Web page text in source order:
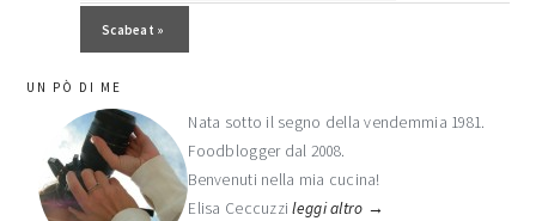
Post successivo:
Scabeat »
barra
laterale
primaria
UN PÒ DI ME
Nata sotto il segno della vendemmia 1981.
Foodblogger dal 2008.
Benvenuti nella mia cucina!
Elisa Ceccuzzileggi altro →